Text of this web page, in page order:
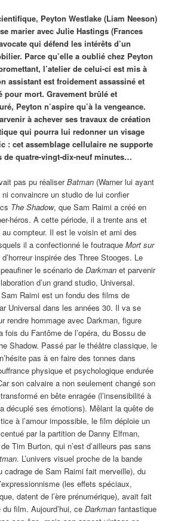
Peyton Westlake (Liam Neeson)
marier avec Julie Hastings (Frances
qui défend les intérêts d’un
Parce qu’elle a oublié chez Peyton
l’atelier de celui-ci est mis à
assistant est froidement assassiné et
pour mort. Gravement brûlé et
Peyton n’aspire qu’à la vengeance.
à achever ses travaux de création
qui pourra lui redonner un visage
: cet assemblage cellulaire ne supporte
de quatre-vingt-dix-neuf minutes…
pas pu réaliserBatman (Warner lui ayant
convaincre un studio de lui confier
The Shadow, que Sam Raimi a créé en
héros. A cette période, il a trente ans et
au compteur. Il est le voisin et ami des
il a confectionné le foutraqueMort sur
inspirée des Three Stooges. Le
le scénario deDarkman et parvenir
d’un grand studio, Universal.
Raimi est un fondu des films de
Universal dans les années 30. Il va se
rendre hommage avec Darkman, figure
fois du Fantôme de l’opéra, du Bossu de
Shadow. Passé par le théâtre classique, le
pas à en faire des tonnes dans
physique et psychologique endurée
son calvaire a non seulement changé son
en bête enragée (l’insensibilité à
décuplé ses émotions). Mêlant la quête de
à l’amour impossible, le film déploie un
par la partition de Danny Elfman,
Tim Burton, qui n’est d’ailleurs pas sans
. L’univers visuel proche de la bande
cadrage de Sam Raimi fait merveille), du
(les effets spéciaux,
datent de l’ère prénumérique), avait fait
film. Aujourd’hui, ceDarkman fantastique